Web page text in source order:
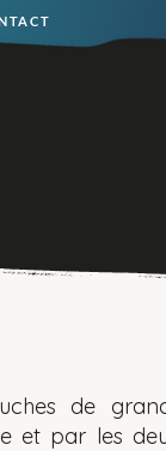
de
et par les